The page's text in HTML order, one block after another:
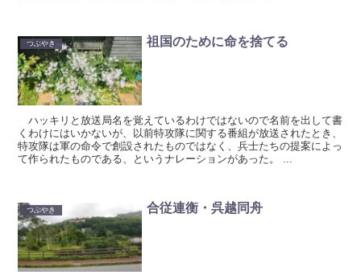
つぶやき 祖国のために命を捨てる
ハッキリと放送局名を覚えているわけではないので名前を出して書
くわけにはいかないが、以前特攻隊に関する番組が放送されたとき、
特攻隊は軍の命令で創設されたものではなく、兵士たちの提案によっ
て作られたものである、というナレーションがあった。 ...
つぶやき 合従連衡・呉越同舟